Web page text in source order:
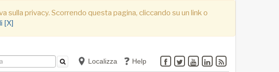
privacy. Scorrendo questa pagina, cliccando su un link o
[X]
Localizza Help